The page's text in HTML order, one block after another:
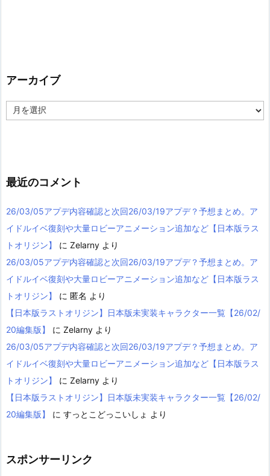
アーカイブ
ー
最近のコメント
26/03/05アプデ内容確認と次回26/03/19アプデ？予想まとめ。ア
イドルイベ復刻や大量ロビーアニメーション追加など【日本版ラス
トオリジン】
に Zelarny より
26/03/05アプデ内容確認と次回26/03/19アプデ？予想まとめ。ア
イドルイベ復刻や大量ロビーアニメーション追加など【日本版ラス
トオリジン】
に 匿名 より
【日本版ラストオリジン】日本版未実装キャラクター一覧【26/02/
20編集版】
に Zelarny より
26/03/05アプデ内容確認と次回26/03/19アプデ？予想まとめ。ア
イドルイベ復刻や大量ロビーアニメーション追加など【日本版ラス
トオリジン】
に Zelarny より
【日本版ラストオリジン】日本版未実装キャラクター一覧【26/02/
20編集版】
に すっとこどっこいしょ より
スポンサーリンク